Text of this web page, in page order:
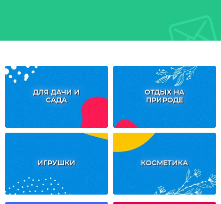
ДЛЯ ДАЧИ И
САДА
ОТДЫХ НА
ПРИРОДЕ
ИГРУШКИ КОСМЕТИКА